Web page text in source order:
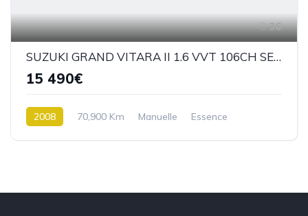
36
SUZUKI GRAND VITARA II 1.6 VVT 106CH SERIE SPECIALE 3P NOIR
15 490€
2008 70,900 Km Manuelle
Essence